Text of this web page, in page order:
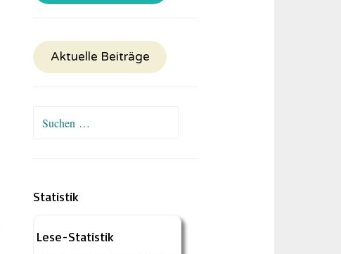
Aktuelle Beiträge
Suchen
Statistik
Lese-Statistik